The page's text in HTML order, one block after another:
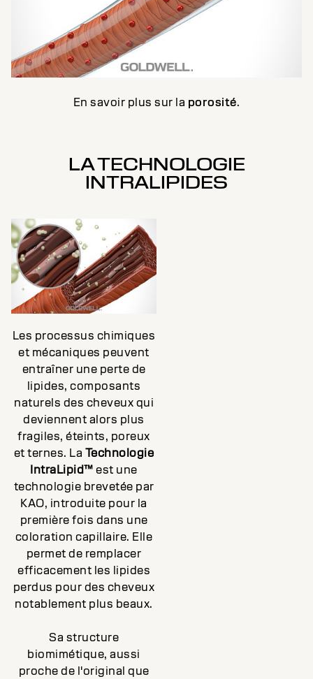
En savoir plus sur la porosité.
LA TECHNOLOGIE
INTRALIPIDES
Les processus chimiques
et mécaniques peuvent
entraîner une perte de
lipides, composants
naturels des cheveux qui
deviennent alors plus
fragiles, éteints, poreux
et ternes. La Technologie
IntraLipid™est une
technologie brevetée par
KAO, introduite pour la
première fois dans une
coloration capillaire. Elle
permet de remplacer
efficacement les lipides
perdus pour des cheveux
notablement plus beaux.
Sa structure
biomimétique, aussi
proche de l'original que